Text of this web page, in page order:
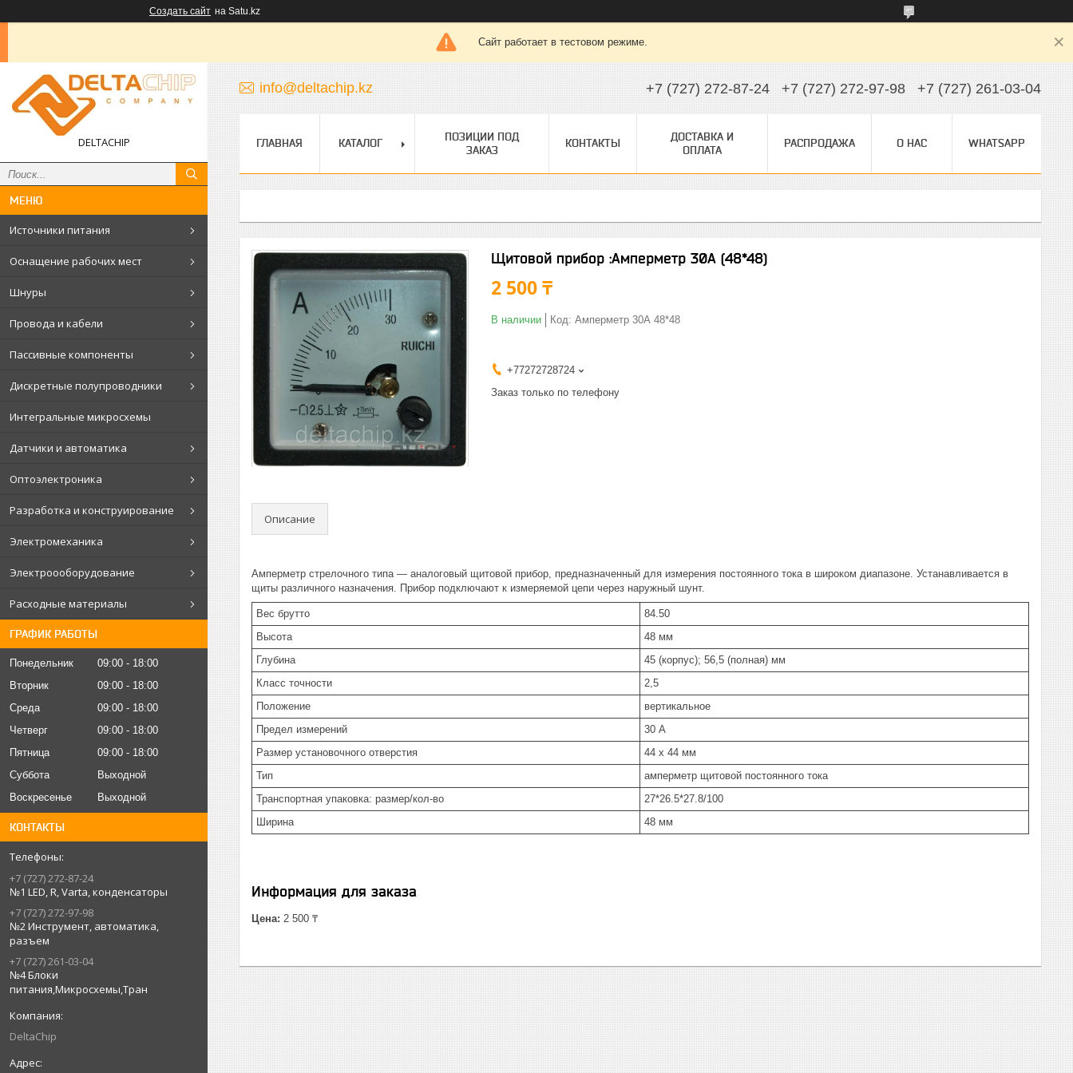
Создать сайт на Satu.kz
Сайт работает в тестовом режиме.
DELTACHIP
Источники питания
Оснащение рабочих мест
Шнуры
Провода и кабели
Пассивные компоненты
Дискретные полупроводники
Интегральные микросхемы
Датчики и автоматика
Оптоэлектроника
Разработка и конструирование
Электромеханика
Электроооборудование
Расходные материалы
ГРАФИК РАБОТЫ
Понедельник 09:00
18:00
Вторник
09:00
18:00
Среда
09:00
18:00
Четверг
09:00
18:00
Пятница
09:00
18:00
Суббота
Выходной
Воскресенье
Выходной
КОНТАКТЫ
+7 (727) 272-87-24
№1 LED, R, Varta, конденсаторы
+7 (727) 272-97-98
№2 Инструмент, автоматика,
разъем
+7 (727) 261-03-04
№4 Блоки
питания,Микросхемы,Тран
DeltaChip
info@deltachip.kz +7 (727) 272-87-24 +7 (727) 272-97-98 +7 (727) 261-03-04
ГЛАВНАЯ КАТАЛОГ
ПОЗИЦИИ ПОД
ЗАКАЗ
КОНТАКТЫ
ДОСТАВКА И
ОПЛАТА
РАСПРОДАЖА О НАС WHATSAPP
Щитовой прибор :Амперметр 30A (48*48)
2 500 ₸
В наличии Код: Амперметр 30А 48*48
+77272728724
Заказ только по телефону
Описание
Амперметр стрелочного типа — аналоговый щитовой прибор, предназначенный для измерения постоянного тока в широком диапазоне. Устанавливается в
щиты различного назначения. Прибор подключают к измеряемой цепи через наружный шунт.
Вес брутто
84.50
Высота
48 мм
Глубина
45 (корпус); 56,5 (полная) мм
Класс точности
2,5
Положение
вертикальное
Предел измерений
30 А
Размер установочного отверстия
44 x 44 мм
Тип
амперметр щитовой постоянного тока
Транспортная упаковка: размер/кол-во
27*26.5*27.8/100
Ширина
48 мм
Информация для заказа
Цена: 2 500 ₸